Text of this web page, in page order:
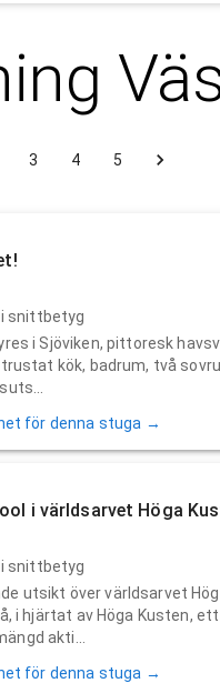
3 4 5
snittbetyg
i Sjöviken, pittoresk
kök, badrum, två
för denna stuga →
i världsarvet Höga
snittbetyg
utsikt över världsarvet
i hjärtat av Höga Kusten, ett
akti...
för denna stuga →